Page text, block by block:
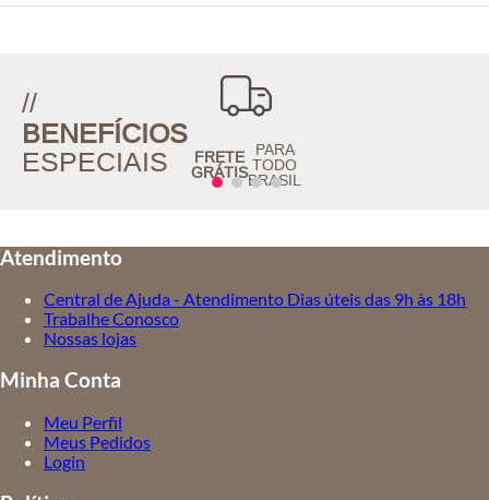
//
BENEFÍCIOS
ESPECIAIS
FRETE
GRÁTIS
PARA
TODO
BRASIL
Atendimento
Central de Ajuda - Atendimento Dias úteis das 9h às 18h
Trabalhe Conosco
Nossas lojas
Minha Conta
Meu Perfil
Meus Pedidos
Login